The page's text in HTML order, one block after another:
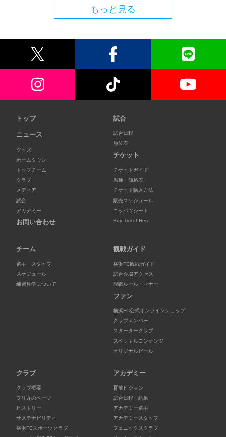
もっと見る
トップ
ニュース
グッズ
ホームタウン
トップチーム
クラブ
メディア
試合
アカデミー
お問い合わせ
試合
試合日程
順位表
チケット
チケットガイド
席種・価格表
チケット購入方法
販売スケジュール
ニッパツシート
Buy Ticket Here
チーム
選手・スタッフ
スケジュール
練習見学について
観戦ガイド
横浜FC観戦ガイド
試合会場アクセス
観戦ルール・マナー
ファン
横浜FC公式オンラインショップ
クラブメンバー
スタータークラブ
スペシャルコンテンツ
オリジナルビール
クラブ
クラブ概要
フリ丸のページ
ヒストリー
サステナビリティ
横浜FCスポーツクラブ
アカデミー
育成ビジョン
試合日程・結果
アカデミー選手
アカデミースタッフ
フェニックスクラブ